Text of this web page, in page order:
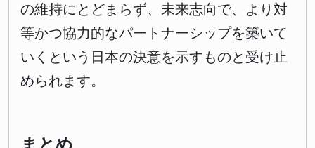
の維持にとどまらず、未来志向で、より対
等かつ協力的なパートナーシップを築いて
いくという日本の決意を示すものと受け止
められます。